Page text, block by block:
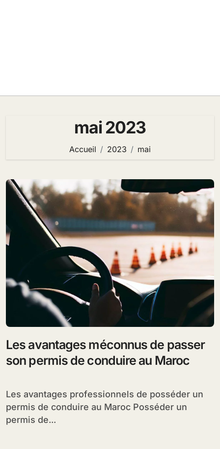
mai 2023
Accueil 2023 mai
Les avantages méconnus de passer
son permis de conduire au Maroc
Les avantages professionnels de posséder un
permis de conduire au Maroc Posséder un
permis de...